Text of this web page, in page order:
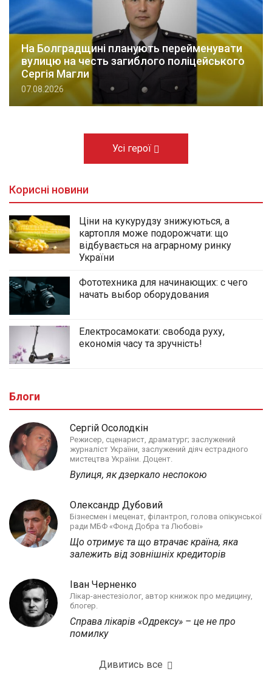
На Болградщині планують перейменувати
вулицю на честь загиблого поліцейського
Сергія Магли
07.08.2026
Усі герої
Корисні новини
Ціни на кукурудзу знижуються, а
картопля може подорожчати: що
відбувається на аграрному ринку
України
Фототехника для начинающих: с чего
начать выбор оборудования
Електросамокати: свобода руху,
економія часу та зручність!
Блоги
Сергій Осолодкін
Режисер, сценарист, драматург; заслужений
журналіст України, заслужений діяч естрадного
мистецтва України. Доцент.
Вулиця, як дзеркало неспокою
Олександр Дубовий
Бізнесмен і меценат, філантроп, голова опікунської
ради МБФ «Фонд Добра та Любові»
Що отримує та що втрачає країна, яка
залежить від зовнішніх кредиторів
Іван Черненко
Лікар-анестезіолог, автор книжок про медицину,
блогер.
Справа лікарів «Одрексу» – це не про
помилку
Дивитись все